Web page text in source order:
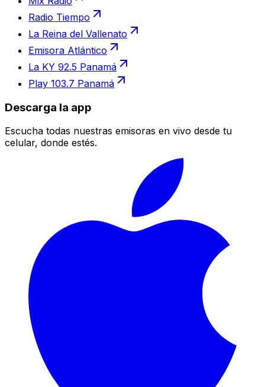
Radio Tiempo
La Reina del Vallenato
Emisora Atlántico
La KY 92.5 Panamá
Play 103.7 Panamá
Descarga la app
Escucha todas nuestras emisoras en vivo desde tu
celular, donde estés.